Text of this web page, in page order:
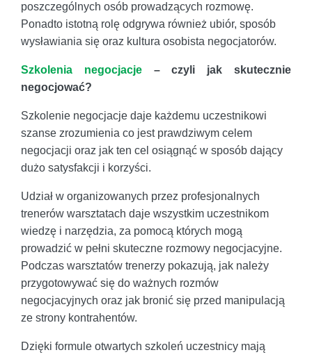
poszczególnych osób prowadzących rozmowę.
Ponadto istotną rolę odgrywa również ubiór, sposób
wysławiania się oraz kultura osobista negocjatorów.
Szkolenia negocjacje– czyli jak skutecznie
negocjować?
Szkolenie negocjacje daje każdemu uczestnikowi
szanse zrozumienia co jest prawdziwym celem
negocjacji oraz jak ten cel osiągnąć w sposób dający
dużo satysfakcji i korzyści.
Udział w organizowanych przez profesjonalnych
trenerów warsztatach daje wszystkim uczestnikom
wiedzę i narzędzia, za pomocą których mogą
prowadzić w pełni skuteczne rozmowy negocjacyjne.
Podczas warsztatów trenerzy pokazują, jak należy
przygotowywać się do ważnych rozmów
negocjacyjnych oraz jak bronić się przed manipulacją
ze strony kontrahentów.
Dzięki formule otwartych szkoleń uczestnicy mają